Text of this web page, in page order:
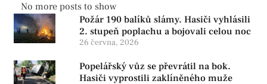
No more posts to show
Požár 190 balíků slámy. Hasiči vyhlásili
2. stupeň poplachu a bojovali celou noc
26 června, 2026
Popelářský vůz se převrátil na bok.
Hasiči vyprostili zaklíněného muže